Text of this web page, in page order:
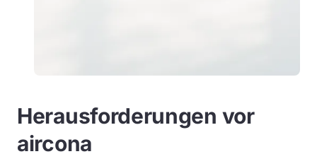
Herausforderungen vor
aircona